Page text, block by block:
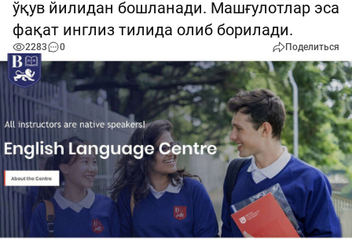
ўқув йилидан бошланади. Машғулотлар эса
фақат инглиз тилида олиб борилади.
2283 0 Поделиться